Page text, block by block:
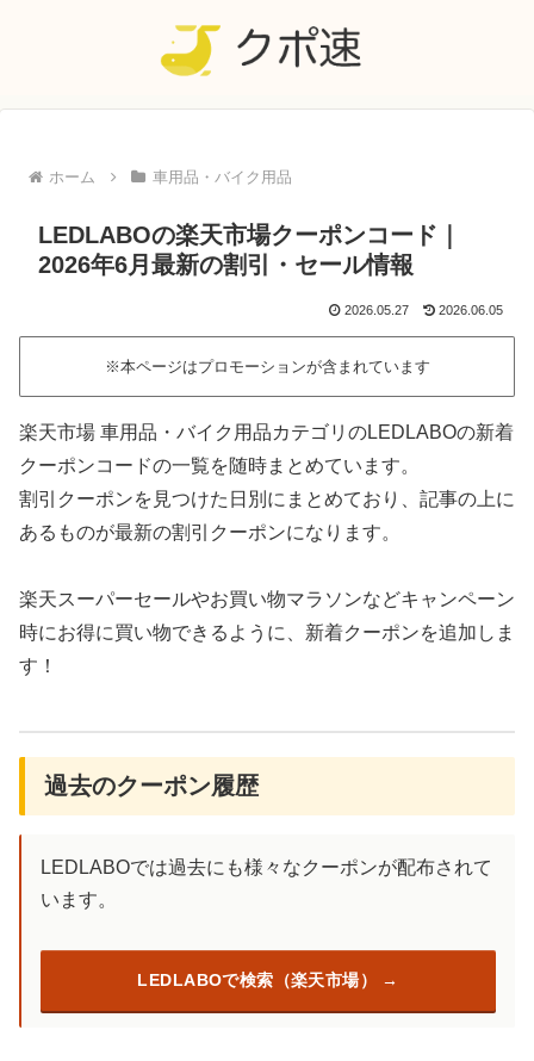
ホーム 車用品・バイク用品
LEDLABOの楽天市場クーポンコード｜
2026年6月最新の割引・セール情報
2026.05.27 2026.06.05
※本ページはプロモーションが含まれています
楽天市場 車用品・バイク用品カテゴリのLEDLABOの新着
クーポンコードの一覧を随時まとめています。
割引クーポンを見つけた日別にまとめており、記事の上に
あるものが最新の割引クーポンになります。
楽天スーパーセールやお買い物マラソンなどキャンペーン
時にお得に買い物できるように、新着クーポンを追加しま
す！
過去のクーポン履歴
LEDLABOでは過去にも様々なクーポンが配布されて
います。
LEDLABOで検索（楽天市場）